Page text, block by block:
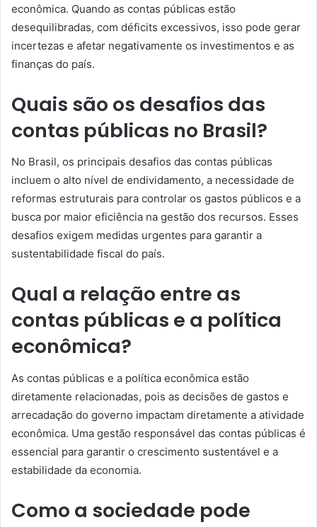
econômica. Quando as contas públicas estão
desequilibradas, com déficits excessivos, isso pode gerar
incertezas e afetar negativamente os investimentos e as
finanças do país.
Quais são os desafios das
contas públicas no Brasil?
No Brasil, os principais desafios das contas públicas
incluem o alto nível de endividamento, a necessidade de
reformas estruturais para controlar os gastos públicos e a
busca por maior eficiência na gestão dos recursos. Esses
desafios exigem medidas urgentes para garantir a
sustentabilidade fiscal do país.
Qual a relação entre as
contas públicas e a política
econômica?
As contas públicas e a política econômica estão
diretamente relacionadas, pois as decisões de gastos e
arrecadação do governo impactam diretamente a atividade
econômica. Uma gestão responsável das contas públicas é
essencial para garantir o crescimento sustentável e a
estabilidade da economia.
Como a sociedade pode